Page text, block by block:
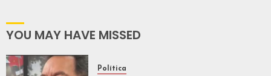
ZooMAT
YOU MAY HAVE MISSED
Política